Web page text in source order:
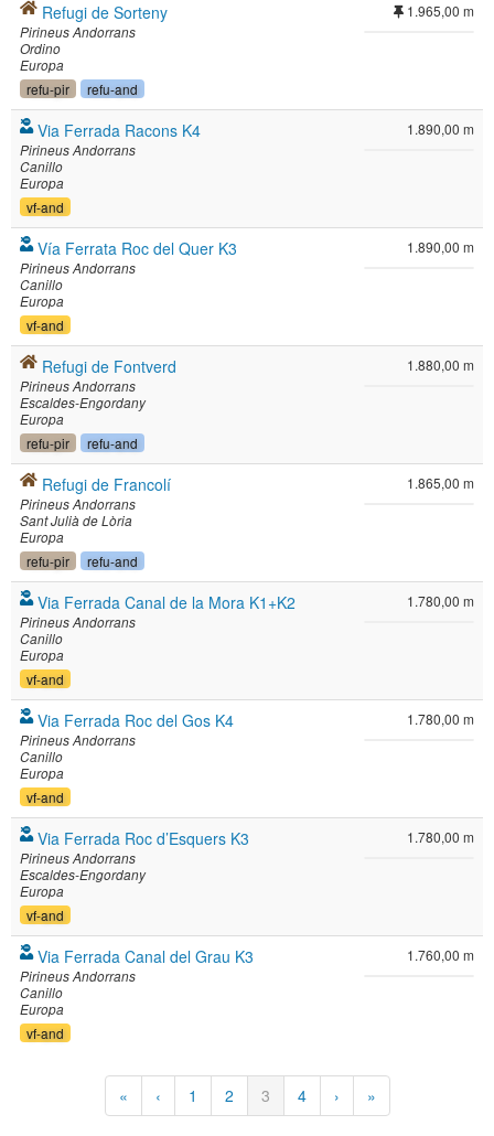
Refugi de Sorteny
Pirineus Andorrans
Ordino
Europa
refu-pir refu-and
1.965,00 m
Via Ferrada Racons K4
Pirineus Andorrans
Canillo
Europa
vf-and
1.890,00 m
Vía Ferrata Roc del Quer K3
Pirineus Andorrans
Canillo
Europa
vf-and
1.890,00 m
Refugi de Fontverd
Pirineus Andorrans
Escaldes-Engordany
Europa
refu-pir refu-and
1.880,00 m
Refugi de Francolí
Pirineus Andorrans
Sant Julià de Lòria
Europa
refu-pir refu-and
1.865,00 m
Via Ferrada Canal de la Mora K1+K2
Pirineus Andorrans
Canillo
Europa
vf-and
1.780,00 m
Via Ferrada Roc del Gos K4
Pirineus Andorrans
Canillo
Europa
vf-and
1.780,00 m
Via Ferrada Roc d’Esquers K3
Pirineus Andorrans
Escaldes-Engordany
Europa
vf-and
1.780,00 m
Via Ferrada Canal del Grau K3
Pirineus Andorrans
Canillo
Europa
vf-and
1.760,00 m
Primera
pàgina
«
Pàgina
anterior
‹ Pàgina
1 Pàgina
2
Pàgina
actual
3 Pàgina
4
Pàgina
següent
›
Última
pàgina
»